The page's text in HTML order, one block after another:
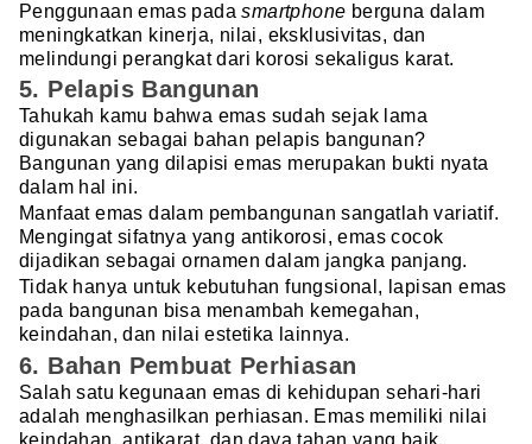
Penggunaan emas padasmartphone berguna dalam
meningkatkan kinerja, nilai, eksklusivitas, dan
melindungi perangkat dari korosi sekaligus karat.
5. Pelapis Bangunan
Tahukah kamu bahwa emas sudah sejak lama
digunakan sebagai bahan pelapis bangunan?
Bangunan yang dilapisi emas merupakan bukti nyata
dalam hal ini.
Manfaat emas dalam pembangunan sangatlah variatif.
Mengingat sifatnya yang antikorosi, emas cocok
dijadikan sebagai ornamen dalam jangka panjang.
Tidak hanya untuk kebutuhan fungsional, lapisan emas
pada bangunan bisa menambah kemegahan,
keindahan, dan nilai estetika lainnya.
6. Bahan Pembuat Perhiasan
Salah satu kegunaan emas di kehidupan sehari-hari
adalah menghasilkan perhiasan. Emas memiliki nilai
keindahan, antikarat, dan daya tahan yang baik.